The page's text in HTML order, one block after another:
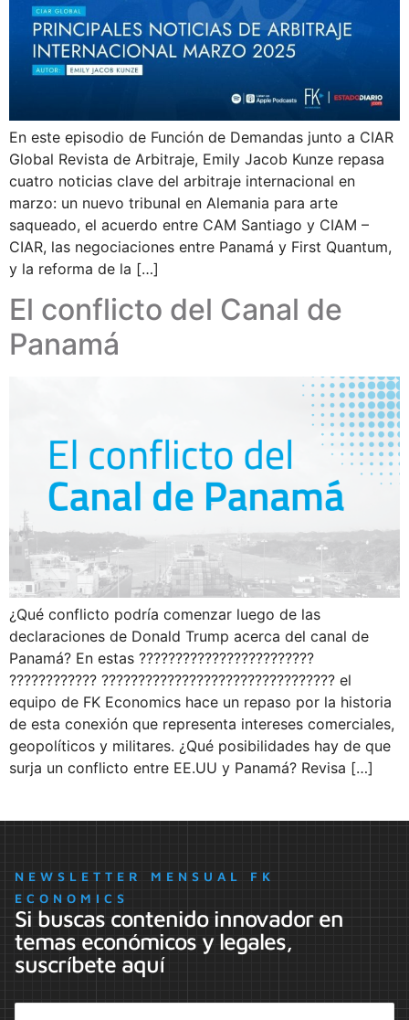
En este episodio de Función de Demandas junto a CIAR
Global Revista de Arbitraje, Emily Jacob Kunze repasa
cuatro noticias clave del arbitraje internacional en
marzo: un nuevo tribunal en Alemania para arte
saqueado, el acuerdo entre CAM Santiago y CIAM –
CIAR, las negociaciones entre Panamá y First Quantum,
y la reforma de la […]
El conflicto del Canal de
Panamá
¿Qué conflicto podría comenzar luego de las
declaraciones de Donald Trump acerca del canal de
Panamá? En estas ????????????????????????
???????????? ???????????????????????????????? el
equipo de FK Economics hace un repaso por la historia
de esta conexión que representa intereses comerciales,
geopolíticos y militares. ¿Qué posibilidades hay de que
surja un conflicto entre EE.UU y Panamá? Revisa […]
NEWSLETTER MENSUAL FK
ECONOMICS
Si buscas contenido innovador en
temas económicos y legales,
suscríbete aquí